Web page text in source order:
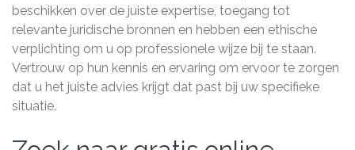
beschikken over de juiste expertise, toegang tot
relevante juridische bronnen en hebben een ethische
verplichting om u op professionele wijze bij te staan.
Vertrouw op hun kennis en ervaring om ervoor te zorgen
dat u het juiste advies krijgt dat past bij uw specifieke
situatie.